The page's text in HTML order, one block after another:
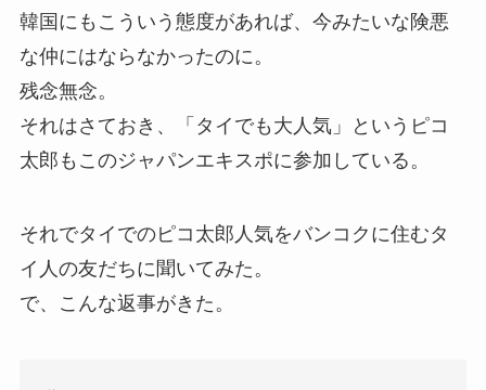
韓国にもこういう態度があれば、今みたいな険悪
な仲にはならなかったのに。
残念無念。
それはさておき、「タイでも大人気」というピコ
太郎もこのジャパンエキスポに参加している。
それでタイでのピコ太郎人気をバンコクに住むタ
イ人の友だちに聞いてみた。
で、こんな返事がきた。